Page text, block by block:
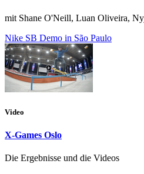
mit Shane O'Neill, Luan Oliveira,
Nike SB Demo in São Paulo
Video
X-Games Oslo
Die Ergebnisse und die Videos